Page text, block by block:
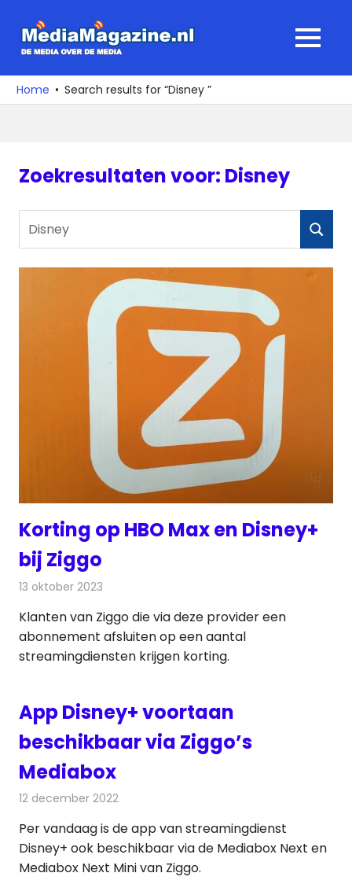
naar
media
over
MENU
Home Search results for “Disney ”
Zoekresultaten voor: Disney
naar:
Korting op HBO Max en Disney+
bij Ziggo
13 oktober 2023
Klanten van Ziggo die via deze provider een
abonnement afsluiten op een aantal
streamingdiensten krijgen korting.
App Disney+ voortaan
beschikbaar via Ziggo’s
Mediabox
12 december 2022
Per vandaag is de app van streamingdienst
Disney+ ook beschikbaar via de Mediabox Next en
Mediabox Next Mini van Ziggo.